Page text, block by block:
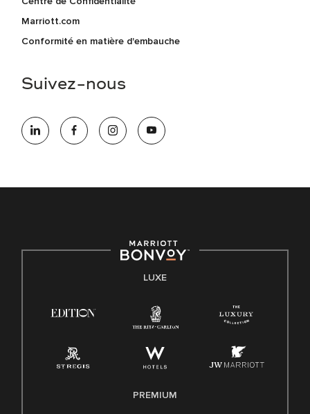
Marriott.com
Conformité en matière d'embauche
Suivez-nous
LUXE
PREMIUM